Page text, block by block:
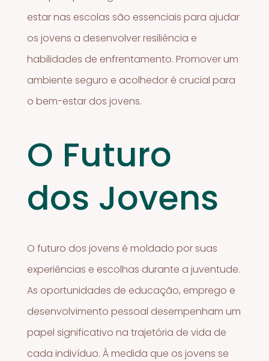
estar nas escolas são essenciais para ajudar
os jovens a desenvolver resiliência e
habilidades de enfrentamento. Promover um
ambiente seguro e acolhedor é crucial para
o bem-estar dos jovens.
O Futuro
dos Jovens
O futuro dos jovens é moldado por suas
experiências e escolhas durante a juventude.
As oportunidades de educação, emprego e
desenvolvimento pessoal desempenham um
papel significativo na trajetória de vida de
cada indivíduo. À medida que os jovens se